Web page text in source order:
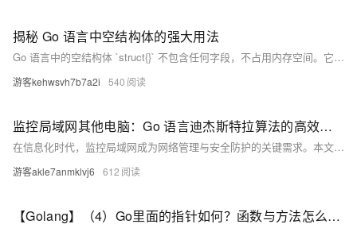
揭秘 Go 语言中空结构体的强大用法
Go 语言中的空结构体 `struct{}` 不包含任何字段，不占用内存空间。它在实际编程中有多种典型用法：1) 结合 map 实现集合（set）类型；2) 与 channel 搭配用于信号通知；3) 申请超大容量的 Slice 和 Array 以节省内存；4) 作为接口实现时明确表示不关注值。此外，需要注意的是，空结构体作为字段时可能会因内存对齐原因占用额外空间。建议将空结构体放在外层结构体的第一个字段以优化内存使用。
游客kehwsvh7b7a2i 540
监控局域网其他电脑：Go 语言迪杰斯特拉算法的高效应用
在信息化时代，监控局域网成为网络管理与安全防护的关键需求。本文探讨了迪杰斯特拉（Dijkstra）算法在监控局域网中的应用，通过计算最短路径优化数据传输和故障检测。文中提供了使用Go语言实现的代码例程，展示了如何高效地进行网络监控，确保局域网的稳定运行和数据安全。迪杰斯特拉算法能减少传输延迟和带宽消耗，及时发现并处理网络故障，适用于复杂网络环境下的管理和维护。
游客akle7anmklvj6 612
【Golang】（4）Go里面的指针如何？函数与方法怎么不一样？带你了解Go不同于其他高级语言的语法